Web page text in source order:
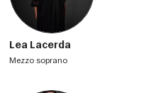
Lea Lacerda
mezzo soprano